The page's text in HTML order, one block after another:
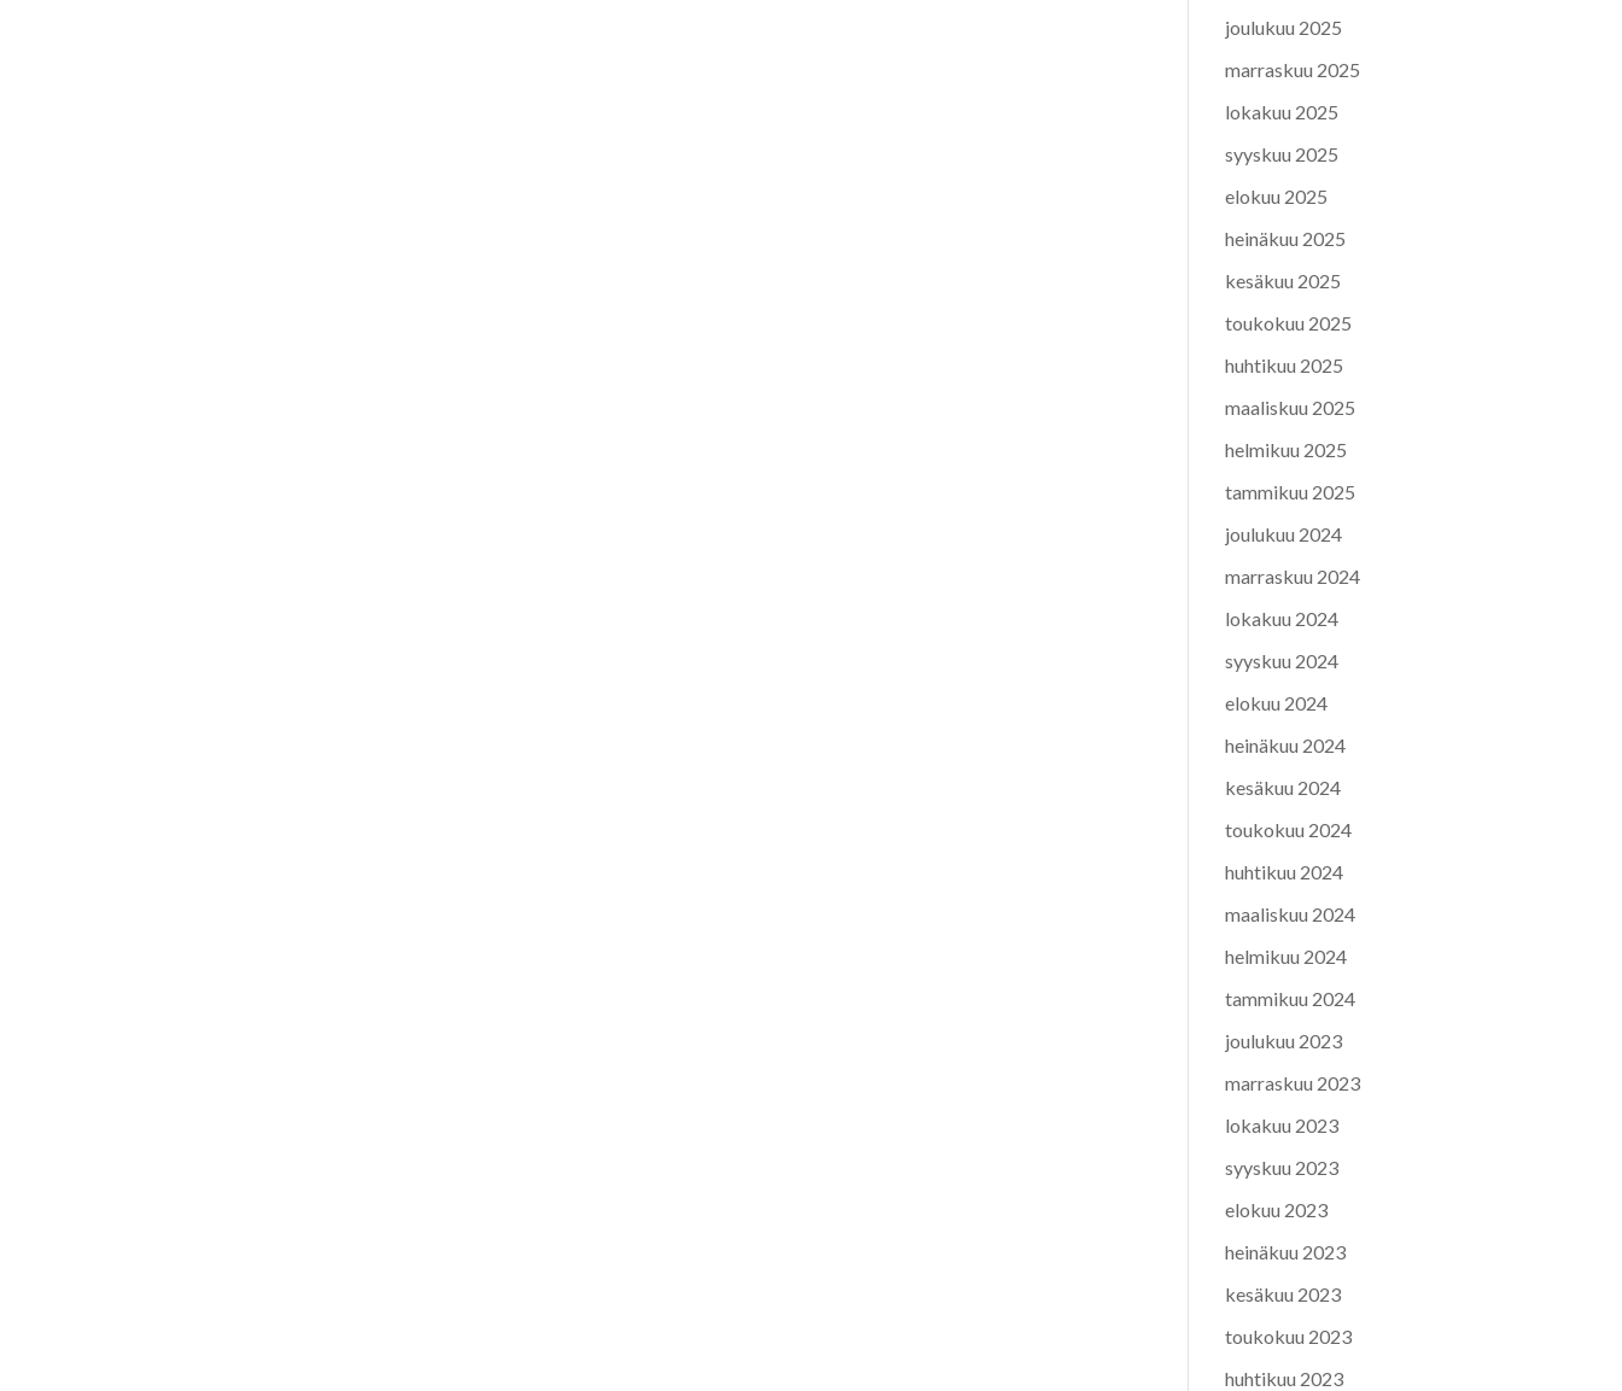
joulukuu 2025
marraskuu 2025
lokakuu 2025
syyskuu 2025
elokuu 2025
heinäkuu 2025
kesäkuu 2025
toukokuu 2025
huhtikuu 2025
maaliskuu 2025
helmikuu 2025
tammikuu 2025
joulukuu 2024
marraskuu 2024
lokakuu 2024
syyskuu 2024
elokuu 2024
heinäkuu 2024
kesäkuu 2024
toukokuu 2024
huhtikuu 2024
maaliskuu 2024
helmikuu 2024
tammikuu 2024
joulukuu 2023
marraskuu 2023
lokakuu 2023
syyskuu 2023
elokuu 2023
heinäkuu 2023
kesäkuu 2023
toukokuu 2023
huhtikuu 2023